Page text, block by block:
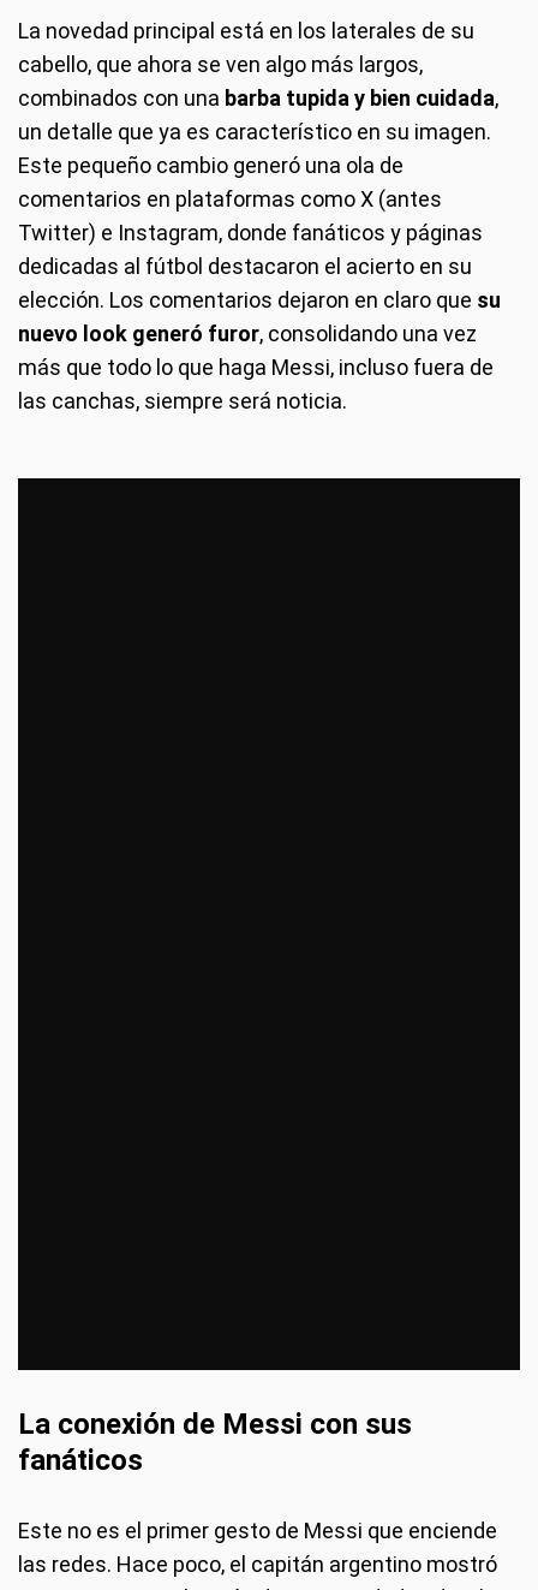
La novedad principal está en los laterales de su
cabello, que ahora se ven algo más largos,
combinados con una barba tupida y bien cuidada,
un detalle que ya es característico en su imagen.
Este pequeño cambio generó una ola de
comentarios en plataformas como X (antes
Twitter) e Instagram, donde fanáticos y páginas
dedicadas al fútbol destacaron el acierto en su
elección. Los comentarios dejaron en claro que su
nuevo look generó furor, consolidando una vez
más que todo lo que haga Messi, incluso fuera de
las canchas, siempre será noticia.
La conexión de Messi con sus
fanáticos
Este no es el primer gesto de Messi que enciende
las redes. Hace poco, el capitán argentino mostró